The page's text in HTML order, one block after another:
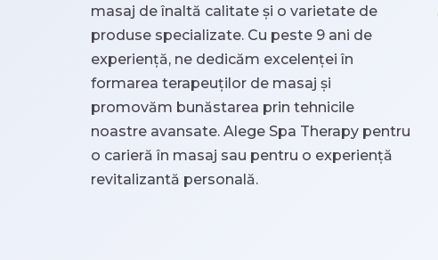
masaj de înaltă calitate și o varietate de
produse specializate. Cu peste 9 ani de
experiență, ne dedicăm excelenței în
formarea terapeuților de masaj și
promovăm bunăstarea prin tehnicile
noastre avansate. Alege Spa Therapy pentru
o carieră în masaj sau pentru o experiență
revitalizantă personală.